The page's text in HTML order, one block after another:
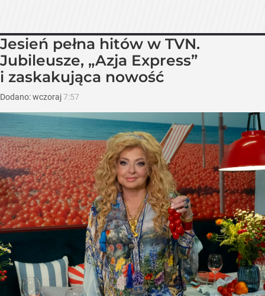
Jesień pełna hitów w TVN.
Jubileusze, „Azja Express”
i zaskakująca nowość
Dodano:wczoraj7:57